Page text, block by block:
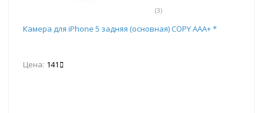
(3)
Камера для iPhone 5 задняя (основная) COPY ААА+ *
Цена: 141